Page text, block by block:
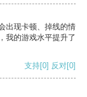
出现卡顿、掉线的情
我的游戏水平提升了
支持[0] 反对[0]